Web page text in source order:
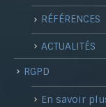
RÉFÉRENCES
ACTUALITÉS
RGPD
En savoir